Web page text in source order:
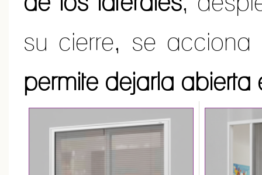
su cierre, se
permite dejarla